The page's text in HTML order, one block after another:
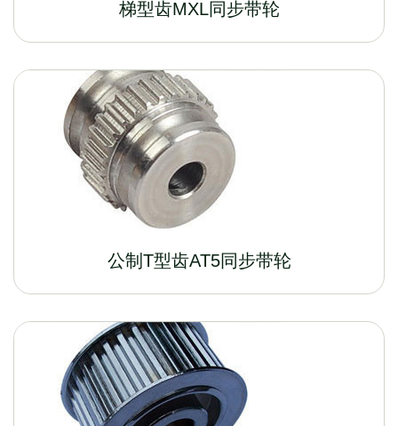
梯型齿MXL同步带轮
公制T型齿AT5同步带轮